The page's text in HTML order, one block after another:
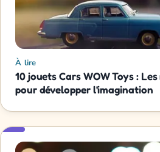
À lire
10 jouets Cars WOW Toys :
pour développer l'imagination